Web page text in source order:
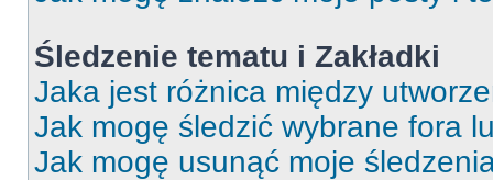
Śledzenie tematu i Zakładki
Jaka jest różnica między
Jak mogę śledzić wybrane fora
Jak mogę usunąć moje